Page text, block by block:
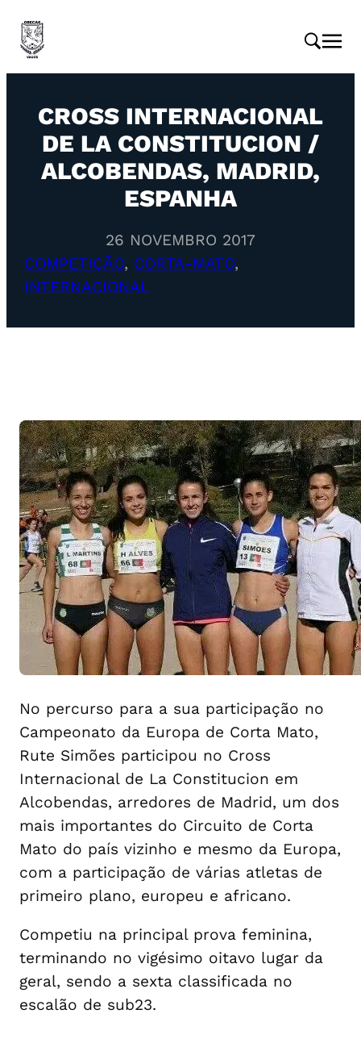
CROSS INTERNACIONAL
DE LA CONSTITUCION /
ALCOBENDAS, MADRID,
ESPANHA
26 NOVEMBRO 2017
COMPETIÇÃO, CORTA-MATO
INTERNACIONAL
No percurso para a sua participação no
Campeonato da Europa de Corta Mato,
Rute Simões participou no Cross
Internacional de La Constitucion em
Alcobendas, arredores de Madrid, um dos
mais importantes do Circuito de Corta
Mato do país vizinho e mesmo da Europa,
com a participação de várias atletas de
primeiro plano, europeu e africano.
Competiu na principal prova feminina,
terminando no vigésimo oitavo lugar da
geral, sendo a sexta classificada no
escalão de sub23.